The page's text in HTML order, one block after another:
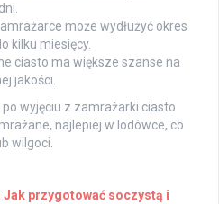
może wydłużyć okres
kilku miesięcy.
ciasto ma większe szanse na
jakości.
wyjęciu z zamrażarki ciasto
najlepiej w lodówce, co
wilgoci.
Jak przygotować soczystą i